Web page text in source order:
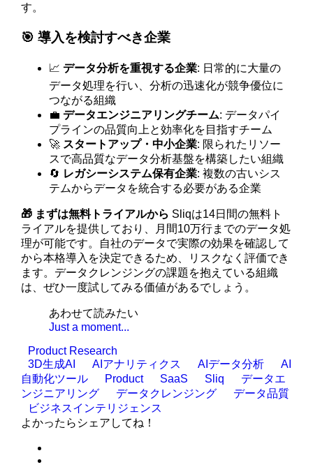
す。
🎯 導入を検討すべき企業
📈データ分析を重視する企業: 日常的に大量の
データ処理を行い、分析の迅速化が競争優位に
つながる組織
💼データエンジニアリングチーム: データパイ
プラインの品質向上と効率化を目指すチーム
🚀 スタートアップ・中小企業: 限られたリソー
スで高品質なデータ分析基盤を構築したい組織
🔄 レガシーシステム保有企業: 複数の古いシス
テムからデータを統合する必要がある企業
🎁 まずは無料トライアルから Sliqは14日間の無料ト
ライアルを提供しており、月間10万行までのデータ処
理が可能です。自社のデータで実際の効果を確認して
から本格導入を決定できるため、リスクなく評価でき
ます。データクレンジングの課題を抱えている組織
は、ぜひ一度試してみる価値があるでしょう。
あわせて読みたい
Just a moment...
Product Research
3D生成AI
AIアナリティクス AIデータ分析
AI
自動化ツール
Product SaaS Sliq
データエ
ンジニアリング
データクレンジング
データ品質
ビジネスインテリジェンス
よかったらシェアしてね！